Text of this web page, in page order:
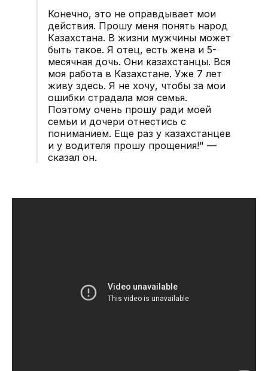
Конечно, это не оправдывает мои
действия. Прошу меня понять народ
Казахстана. В жизни мужчины может
быть такое. Я отец, есть жена и 5-
месячная дочь. Они казахстанцы. Вся
моя работа в Казахстане. Уже 7 лет
живу здесь. Я не хочу, чтобы за мои
ошибки страдала моя семья.
Поэтому очень прошу ради моей
семьи и дочери отнестись с
пониманием. Еще раз у казахстанцев
и у водителя прошу прощения!" —
сказал он.